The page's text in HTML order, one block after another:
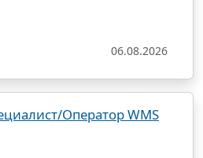
06.08.2026
Оператор WMS